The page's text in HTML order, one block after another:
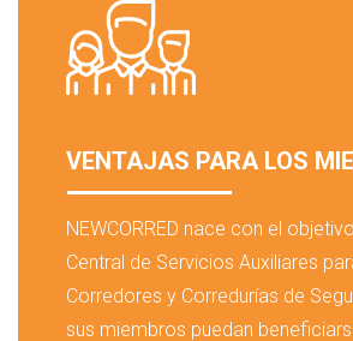
VENTAJAS PARA LOS
NEWCORRED nace con el
Central de Servicios Auxiliares
Corredores y Corredurías de
sus miembros puedan